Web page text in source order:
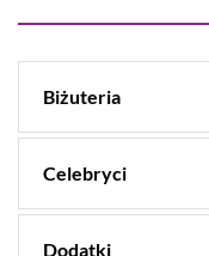
Biżuteria
Celebryci
Dodatki